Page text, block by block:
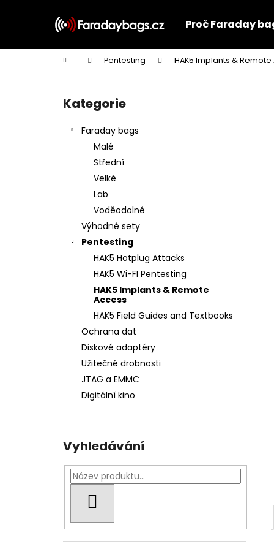
Proč Faraday
Domů Pentesting HAK5 Implants & Remote
Přeskočit
kategorie
Kategorie
Faraday bags
Malé
Střední
Velké
Lab
Voděodolné
Výhodné sety
Pentesting
HAK5 Hotplug Attacks
HAK5 Wi-FI Pentesting
HAK5 Implants & Remote
Access
HAK5 Field Guides and Textbooks
Ochrana dat
Diskové adaptéry
Užitečné drobnosti
JTAG a EMMC
Digitální kino
Vyhledávání
í
Zpět
do
Zpět
do
FWR FARADAY BAG STŘEDNÍ GEN. M -
VODĚODOLNÝ
1 812 Kč